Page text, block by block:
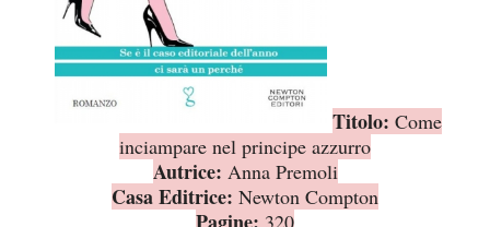
Titolo: Come
inciampare nel principe azzurro
Autrice: Anna Premoli
Casa Editrice: Newton Compton
Pagine: 320